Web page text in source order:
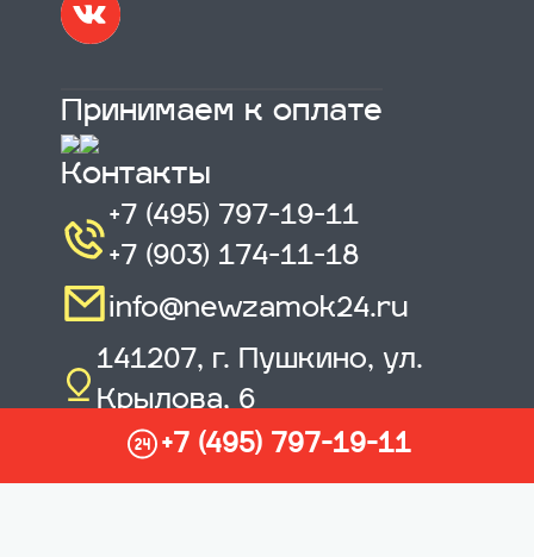
+7 (495) 797-19-11
Принимаем к оплате
Контакты
+7 (495) 797-19-11
+7 (903) 174-11-18
info@newzamok24.ru
141207, г. Пушкино, ул.
Крылова, 6
Наши филиалы